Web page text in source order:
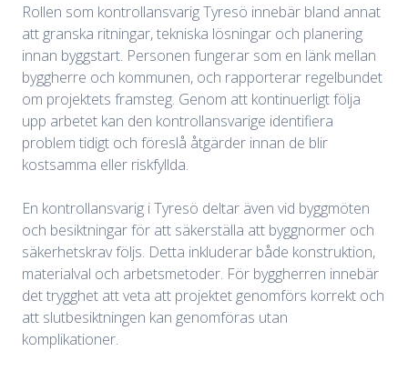
Rollen som kontrollansvarig Tyresö innebär bland annat
att granska ritningar, tekniska lösningar och planering
innan byggstart. Personen fungerar som en länk mellan
byggherre och kommunen, och rapporterar regelbundet
om projektets framsteg. Genom att kontinuerligt följa
upp arbetet kan den kontrollansvarige identifiera
problem tidigt och föreslå åtgärder innan de blir
kostsamma eller riskfyllda.
En kontrollansvarig i Tyresö deltar även vid byggmöten
och besiktningar för att säkerställa att byggnormer och
säkerhetskrav följs. Detta inkluderar både konstruktion,
materialval och arbetsmetoder. För byggherren innebär
det trygghet att veta att projektet genomförs korrekt och
att slutbesiktningen kan genomföras utan
komplikationer.